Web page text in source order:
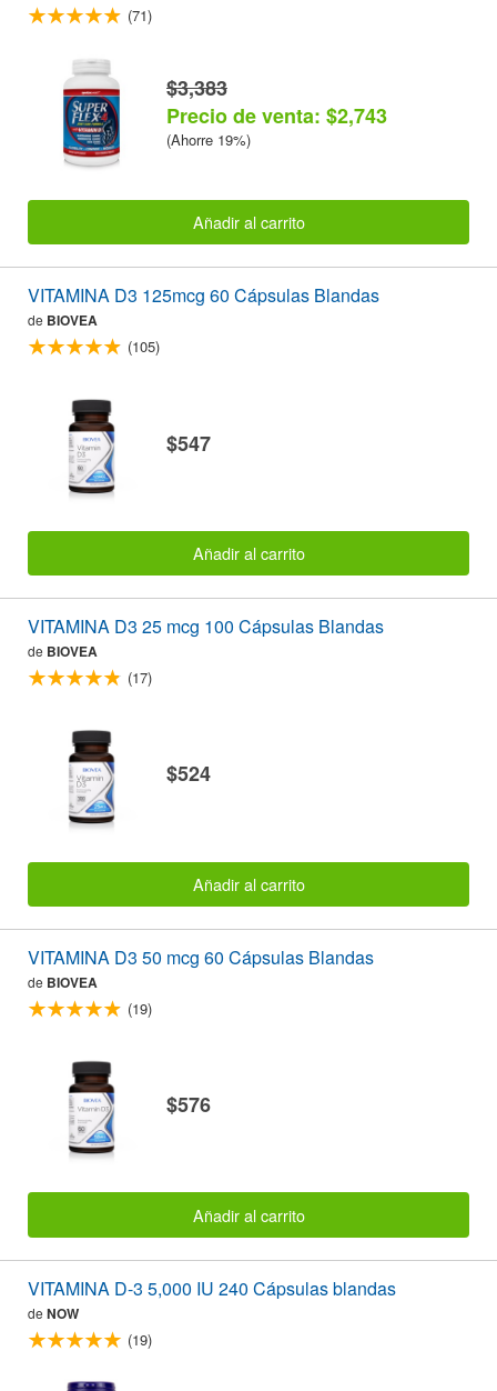
(71)
$3,383
Precio de venta: $2,743
(Ahorre 19%)
Añadir al carrito
VITAMINA D3 125mcg 60 Cápsulas Blandas
de BIOVEA
(105)
$547
Añadir al carrito
VITAMINA D3 25 mcg 100 Cápsulas Blandas
de BIOVEA
(17)
$524
Añadir al carrito
VITAMINA D3 50 mcg 60 Cápsulas Blandas
de BIOVEA
(19)
$576
Añadir al carrito
VITAMINA D-3 5,000 IU 240 Cápsulas blandas
de NOW
(19)